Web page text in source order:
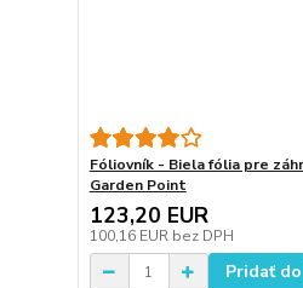
Fóliovník - Biela fólia pre
Garden Point
123,20 EUR
100,16 EUR bez DPH
Pridať